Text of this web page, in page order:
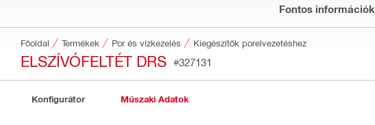
Fontos információk
Főoldal Termékek Por és vízkezelés Kiegészítők porelvezetéshez
ELSZÍVÓFELTÉT DRS #327131
Konfigurátor Műszaki Adatok